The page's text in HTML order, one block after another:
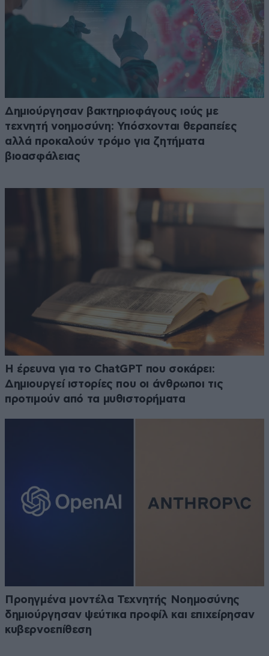
Δημιούργησαν βακτηριοφάγους ιούς με
τεχνητή νοημοσύνη: Υπόσχονται θεραπείες
αλλά προκαλούν τρόμο για ζητήματα
βιοασφάλειας
H έρευνα για το ChatGPT που σοκάρει:
Δημιουργεί ιστορίες που οι άνθρωποι τις
προτιμούν από τα μυθιστορήματα
Προηγμένα μοντέλα Τεχνητής Νοημοσύνης
δημιούργησαν ψεύτικα προφίλ και επιχείρησαν
κυβερνοεπίθεση